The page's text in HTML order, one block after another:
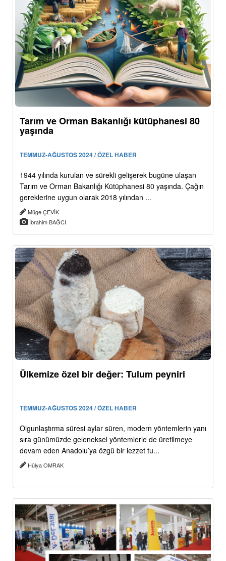
Tarım ve Orman Bakanlığı kütüphanesi 80
yaşında
TEMMUZ-AĞUSTOS 2024 / ÖZEL HABER
1944 yılında kurulan ve sürekli gelişerek bugüne ulaşan
Tarım ve Orman Bakanlığı Kütüphanesi 80 yaşında. Çağın
gereklerine uygun olarak 2018 yılından ...
Müge ÇEVİK
İbrahim BAĞCI
Ülkemize özel bir değer: Tulum peyniri
TEMMUZ-AĞUSTOS 2024 / ÖZEL HABER
Olgunlaştırma süresi aylar süren, modern yöntemlerin yanı
sıra günümüzde geleneksel yöntemlerle de üretilmeye
devam eden Anadolu’ya özgü bir lezzet tu...
Hülya OMRAK